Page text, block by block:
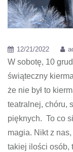
12/21/2022
W sobotę, 10
świąteczny
że nie był to
teatralnej, chóru,
pięknych. To co
magia. Nikt z
takiej ilości osób,